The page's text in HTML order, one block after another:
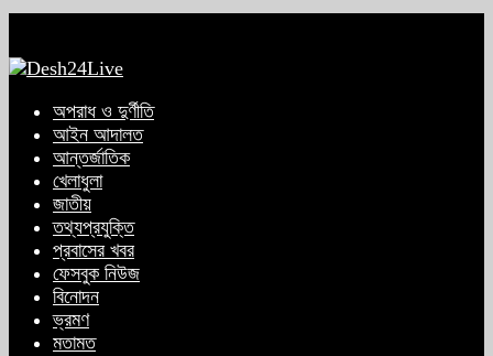
অপরাধ ও দুর্ণীতি
আইন আদালত
আন্তর্জাতিক
খেলাধুলা
জাতীয়
তথ্যপ্রযুক্তি
প্রবাসের খবর
ফেসবুক নিউজ
বিনোদন
ভ্রমণ
মতামত